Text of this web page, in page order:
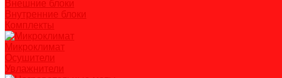
Внешние блоки
Внутренние блоки
Комплекты
Микроклимат
Осушители
Увлажнители